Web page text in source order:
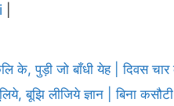
के, पुड़ी जो बाँधी येह | दिवस
बूझि लीजिये ज्ञान | बिना